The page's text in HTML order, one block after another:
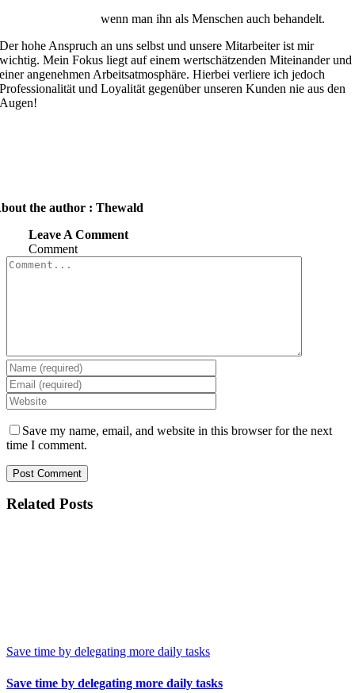
wenn man ihn als Menschen auch behandelt.
Der hohe Anspruch an uns selbst und unsere Mitarbeiter ist mir
wichtig. Mein Fokus liegt auf einem wertschätzenden Miteinander und
einer angenehmen Arbeitsatmosphäre. Hierbei verliere ich jedoch
Professionalität und Loyalität gegenüber unseren Kunden nie aus den
Augen!
the author : Thewald
Leave A Comment
Comment
Save my name, email, and website in this browser for the next
time I comment.
Related Posts
Save time by delegating more daily tasks
Save time by delegating more daily tasks